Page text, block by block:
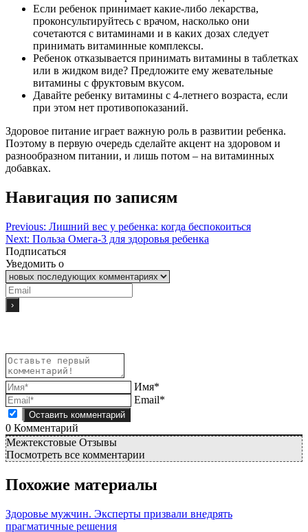
Если ребенок принимает какие-либо лекарства,
проконсультируйтесь с врачом, насколько они
сочетаются с витаминами и в каких дозах следует
принимать витаминные комплексы.
Ребенок отказывается принимать витамины в таблетках
или в жидком виде? Предложите ему жевательные
витамины с фруктовым вкусом.
Давайте ребенку витамины с 4-летнего возраста, если
при этом нет противопоказаний.
Здоровое питание играет важную роль в развитии ребенка.
Поэтому в первую очередь сделайте акцент на здоровом и
разнообразном питании, и лишь потом – на витаминных
добавках.
Навигация по записям
Previous: Лишний вес у ребенка: когда беспокоиться
Next: Польза Омега-3 для здоровья ребенка
Подписаться
Уведомить о
Имя*
Email*
0 Комментарий
Межтекстовые Отзывы
Посмотреть все комментарии
Похожие материалы
Здоровье мужчин. Эксперты призвали внедрять
прагматичные решения